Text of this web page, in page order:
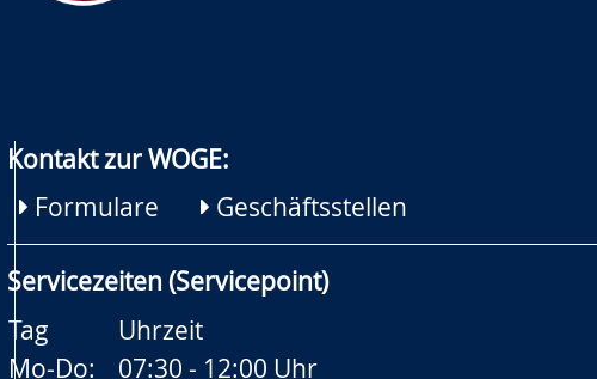
Kontakt zur WOGE:
Formulare
Geschäftsstellen
Servicezeiten (Servicepoint)
Tag
Uhrzeit
Mo-Do:
07:30 - 12:00 Uhr